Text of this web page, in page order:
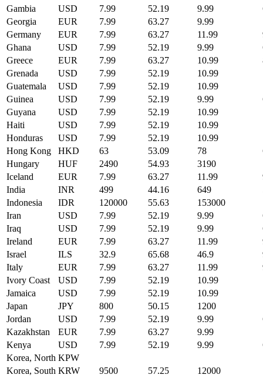
Gambia
USD 7.99 52.19 9.99
Georgia
EUR 7.99 63.27 9.99
Germany
EUR 7.99 63.27 11.99
Ghana
USD 7.99 52.19 9.99
Greece
EUR 7.99 63.27 10.99
Grenada
USD 7.99 52.19 10.99
Guatemala
USD 7.99 52.19 10.99
Guinea
USD 7.99 52.19 9.99
Guyana
USD 7.99 52.19 10.99
Haiti
USD 7.99 52.19 10.99
Honduras
USD 7.99 52.19 10.99
Hong Kong
HKD 63 53.09 78
Hungary
HUF 2490 54.93 3190
Iceland
EUR 7.99 63.27 11.99
India
INR 499 44.16 649
Indonesia
IDR 120000 55.63 153000
Iran
USD 7.99 52.19 9.99
Iraq
USD 7.99 52.19 9.99
Ireland
EUR 7.99 63.27 11.99
Israel
ILS 32.9 65.68 46.9
Italy
EUR 7.99 63.27 11.99
Ivory Coast
USD 7.99 52.19 10.99
Jamaica
USD 7.99 52.19 10.99
Japan
JPY 800 50.15 1200
Jordan
USD 7.99 52.19 9.99
Kazakhstan
EUR 7.99 63.27 9.99
Kenya
USD 7.99 52.19 9.99
Korea, North KPW
Korea, South KRW 9500 57.25 12000